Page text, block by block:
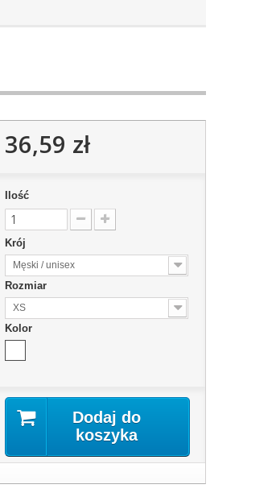
36,59 zł
Ilość
Krój
Męski / unisex
Rozmiar
XS
Kolor
Dodaj do
koszyka